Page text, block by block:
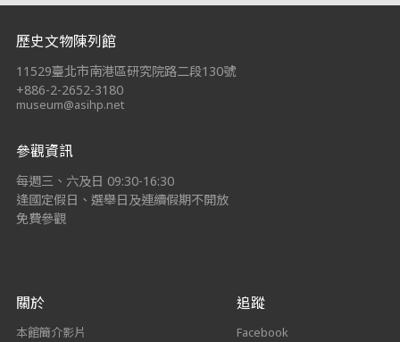
:::
歷史文物陳列館
11529臺北市南港區研究院路二段130號
+886-2-2652-3180
museum@asihp.net
參觀資訊
每週三、六及日 09:30-16:30
逢國定假日、選舉日及連續假期不開放
免費參觀
關於
本館簡介影片
追蹤
Facebook